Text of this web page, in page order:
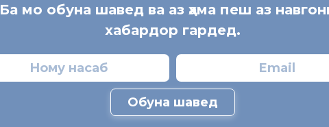
Ба мо обуна шавед ва аз ҳама пеш аз
хабардор гардед.
Обуна шавед